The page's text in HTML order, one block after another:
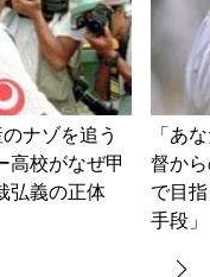
ナゾを追う
高校がなぜ甲
弘義の正体
「あ
督か
で目
手段」